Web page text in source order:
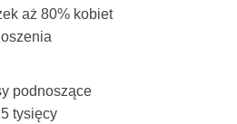
aż 80% kobiet
podnoszące
tysięcy